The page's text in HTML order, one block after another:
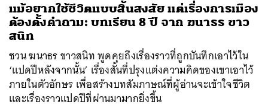
แม้อยากใช้ชีวิตแบบสิ้นสงสัย แต่เรื่องการเมือง
ต้องตั้งคำถาม: บทเรียน 8 ปี จาก ฆนาธร ขาว
สนิท
ชวน​ ฆนาธร ขาวสนิท พูดคุยถึงเรื่องราวที่ถูกบันทึกเอาไว้ใน
‘แปดปีหลังจากนั้น’ เรื่องสั้นที่ปรุงแต่งความคิดของเขาเอาไว้
ภายในตัวอักษร เพื่อสร้างบทสัมภาษณ์ที่ผู้อ่านจะเข้าใจชีวิต
และเรื่องราวแปดปีที่ผ่านมามากยิ่งขึ้น
ค้นหา